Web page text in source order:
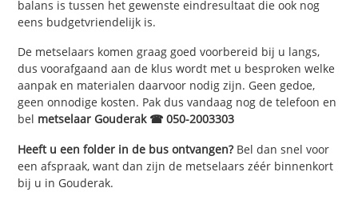
balans is tussen het gewenste eindresultaat die ook nog
eens budgetvriendelijk is.
De metselaars komen graag goed voorbereid bij u langs,
dus voorafgaand aan de klus wordt met u besproken welke
aanpak en materialen daarvoor nodig zijn. Geen gedoe,
geen onnodige kosten. Pak dus vandaag nog de telefoon en
bel metselaar Gouderak ☎ 050-2003303
Heeft u een folder in de bus ontvangen?Bel dan snel voor
een afspraak, want dan zijn de metselaars zéér binnenkort
bij u in Gouderak.